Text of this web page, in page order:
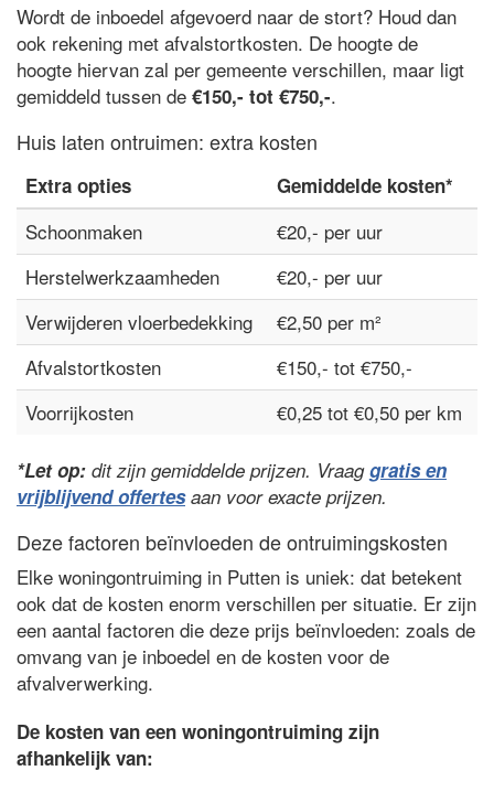
Wordt de inboedel afgevoerd naar de stort? Houd dan
ook rekening met afvalstortkosten. De hoogte de
hoogte hiervan zal per gemeente verschillen, maar ligt
gemiddeld tussen de €150,- tot €750,-.
Huis laten ontruimen: extra kosten
Extra opties Gemiddelde kosten*
Schoonmaken
€20,- per uur
Herstelwerkzaamheden
€20,- per uur
Verwijderen vloerbedekking
€2,50 per m²
Afvalstortkosten
€150,- tot €750,-
Voorrijkosten
€0,25 tot €0,50 per km
*Let op: dit zijn gemiddelde prijzen. Vraaggratis en
vrijblijvend offertesaan voor exacte prijzen.
Deze factoren beïnvloeden de ontruimingskosten
Elke woningontruiming in Putten is uniek: dat betekent
ook dat de kosten enorm verschillen per situatie. Er zijn
een aantal factoren die deze prijs beïnvloeden: zoals de
omvang van je inboedel en de kosten voor de
afvalverwerking.
De kosten van een woningontruiming zijn
afhankelijk van: